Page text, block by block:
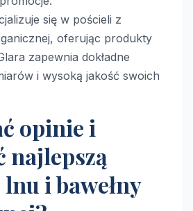
się w pościeli z
oferując produkty
zapewnia dokładne
i wysoką jakość swoich
opinie i
najlepszą
i bawełny